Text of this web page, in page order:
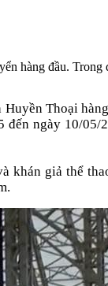
hàng đầu. Trong
Thoại
ngày 10/05/
khán giả thể